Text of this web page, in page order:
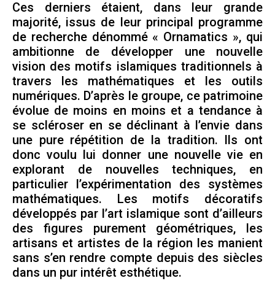
Ces derniers étaient, dans leur grande
majorité, issus de leur pri​ncipal programme
de recherche dénommé « Ornamatics », qui
ambitionne de développer une nouvelle
vision des motifs islamiques traditionnels à
travers les mathématiques et les outils
numériques. D’après le groupe, ce patrimoine
évolue de moins en moins et a tendance à
se scléroser en se déclinant à l’envie dans
une pure répétition de la tradition. Ils ont
donc voulu lui donner une nouvelle vie en
explorant de nouvelles techniques, en
particulier l’expérimentation des systèmes
mathématiques. Les motifs décoratifs
développés par l’art islamique sont d’ailleurs
des figures purement géométriques, les
artisans et artistes de la région les manient
sans s’en rendre compte depuis des siècles
dans un pur intérêt esthétique.